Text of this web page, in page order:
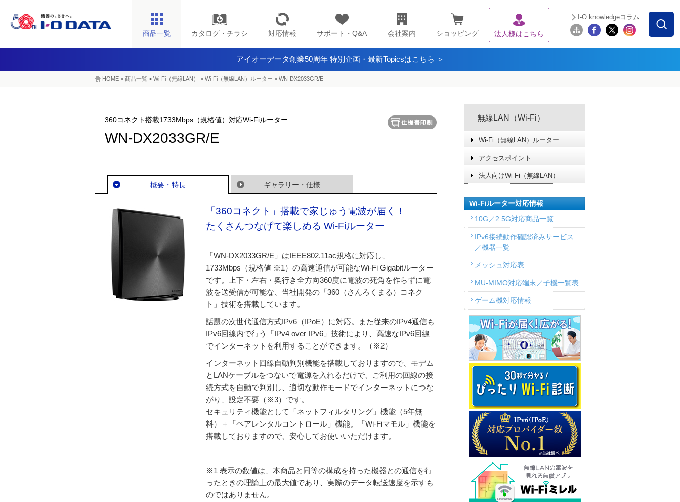
商品一覧 カタログ・チラシ 対応情報 サポート・Q&A 会社案内 ショッピング 法人様はこちら
I-O knowledgeコラム
アイオーデータ創業50周年 特別企画・最新Topicsはこちら ＞
HOME > 商品一覧 > Wi-Fi（無線LAN） > Wi-Fi（無線LAN）ルーター > WN-DX2033GR/E
360コネクト搭載1733Mbps（規格値）対応Wi-Fiルーター
WN-DX2033GR/E
概要・特長 ギャラリー・仕様
「360コネクト」搭載で家じゅう電波が届く！
たくさんつなげて楽しめる Wi-Fiルーター
「WN-DX2033GR/E」はIEEE802.11ac規格に対応し、
1733Mbps（規格値 ※1）の高速通信が可能なWi-Fi Gigabitルーター
です。上下・左右・奥行き全方向360度に電波の死角を作らずに電
波を送受信が可能な、当社開発の「360（さんろくまる）コネク
ト」技術を搭載しています。
話題の次世代通信方式IPv6（IPoE）に対応。また従来のIPv4通信も
IPv6回線内で行う「IPv4 over IPv6」技術により、高速なIPv6回線
でインターネットを利用することができます。（※2）
インターネット回線自動判別機能を搭載しておりますので、モデム
とLANケーブルをつないで電源を入れるだけで、ご利用の回線の接
続方式を自動で判別し、適切な動作モードでインターネットにつな
がり、設定不要（※3）です。
セキュリティ機能として「ネットフィルタリング」機能（5年無
料）＋「ペアレンタルコントロール」機能。「Wi-Fiマモル」機能を
搭載しておりますので、安心してお使いいただけます。
※1 表示の数値は、本商品と同等の構成を持った機器との通信を行
ったときの理論上の最大値であり、実際のデータ転送速度を示すも
のではありません。
無線LAN（Wi-Fi）
Wi-Fi（無線LAN）ルーター
アクセスポイント
法人向けWi-Fi（無線LAN）
Wi-Fiルーター対応情報
10G／2.5G対応商品一覧
IPv6接続動作確認済みサービス
／機器一覧
メッシュ対応表
MU-MIMO対応端末／子機一覧表
ゲーム機対応情報